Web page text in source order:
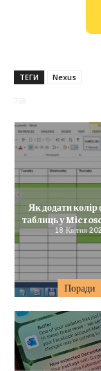
ТЕГИ Nexus
Поради
Як додати колір
таблиць у
18 Квітня